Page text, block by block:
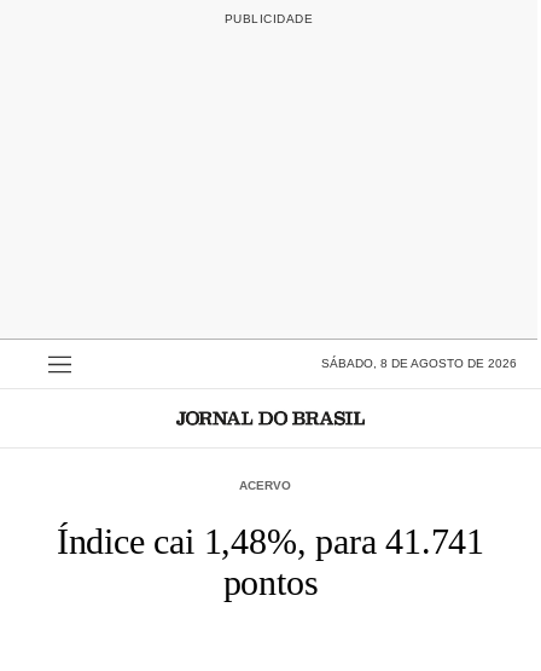
SÁBADO, 8 DE AGOSTO DE 2026
ACERVO
Índice cai 1,48%, para 41.741
pontos